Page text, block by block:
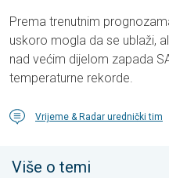
Prema trenutnim
uskoro mogla da se ublaži,
nad većim dijelom zapada
temperaturne rekorde.
Vrijeme & Radar urednički tim
Više o temi